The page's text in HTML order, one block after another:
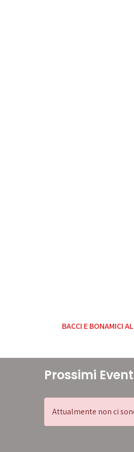
BACCI E BONAMICI
Prossimi
Attualmente non ci